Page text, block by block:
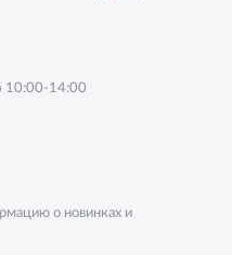
10:00-14:00
о новинках и